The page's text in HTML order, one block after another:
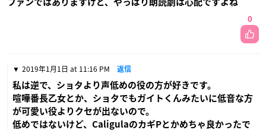
ファンではありますけど、やっばり朗読劇は心配ですよね
0
2019年1月1日 at 11:16 PM 返信
私は逆で、ショタより声低めの役の方が好きです。
喧嘩番長乙女とか、ショタでもガイトくんみたいに低音な方
が可愛い役よりクセが出ないので。
低めではないけど、CaligulaのカギPとかめちゃ良かったで